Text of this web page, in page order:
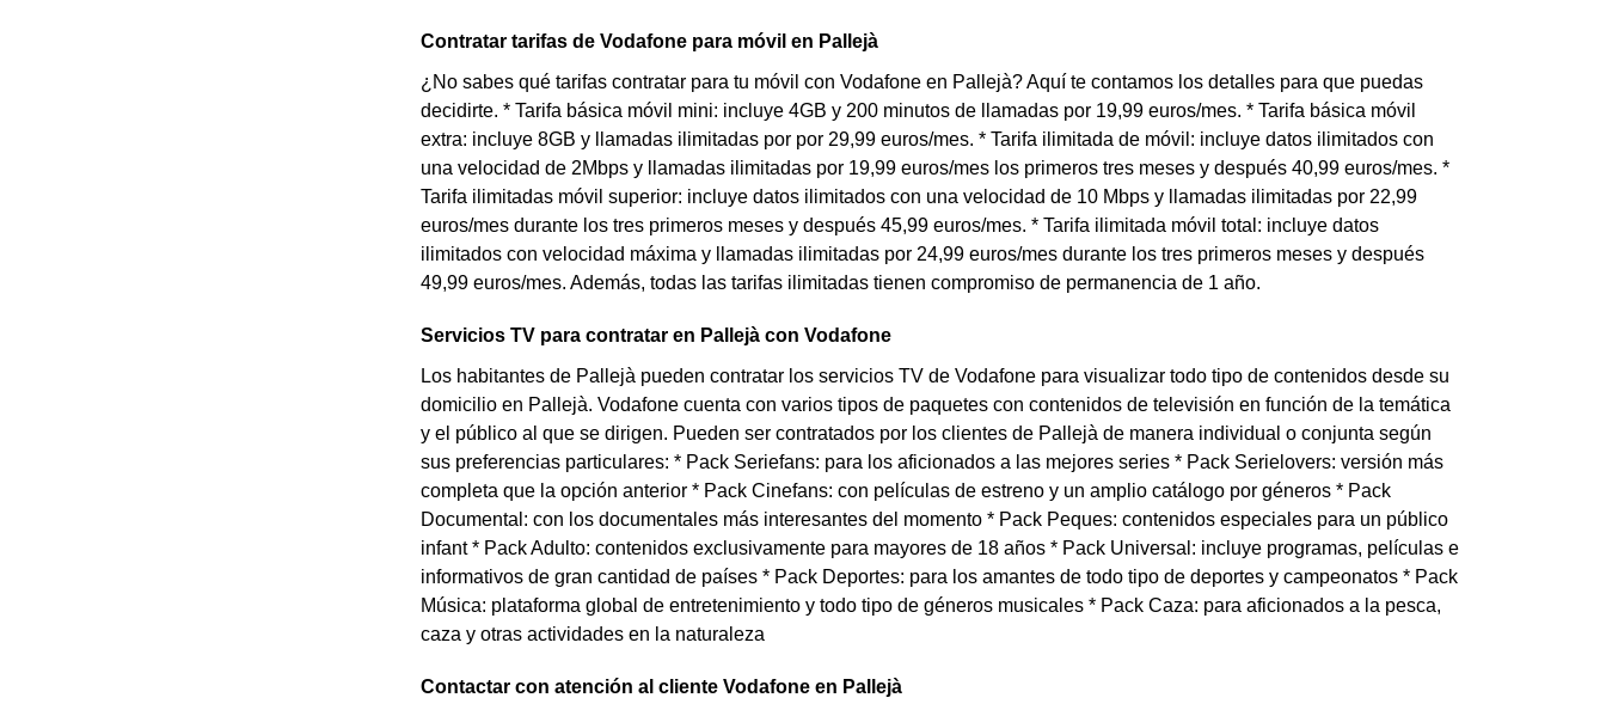
Contratar tarifas de Vodafone para móvil en Pallejà
¿No sabes qué tarifas contratar para tu móvil con Vodafone en Pallejà? Aquí te contamos los detalles para que puedas
decidirte. * Tarifa básica móvil mini: incluye 4GB y 200 minutos de llamadas por 19,99 euros/mes. * Tarifa básica móvil
extra: incluye 8GB y llamadas ilimitadas por por 29,99 euros/mes. * Tarifa ilimitada de móvil: incluye datos ilimitados con
una velocidad de 2Mbps y llamadas ilimitadas por 19,99 euros/mes los primeros tres meses y después 40,99 euros/mes. *
Tarifa ilimitadas móvil superior: incluye datos ilimitados con una velocidad de 10 Mbps y llamadas ilimitadas por 22,99
euros/mes durante los tres primeros meses y después 45,99 euros/mes. * Tarifa ilimitada móvil total: incluye datos
ilimitados con velocidad máxima y llamadas ilimitadas por 24,99 euros/mes durante los tres primeros meses y después
49,99 euros/mes. Además, todas las tarifas ilimitadas tienen compromiso de permanencia de 1 año.
Servicios TV para contratar en Pallejà con Vodafone
Los habitantes de Pallejà pueden contratar los servicios TV de Vodafone para visualizar todo tipo de contenidos desde su
domicilio en Pallejà. Vodafone cuenta con varios tipos de paquetes con contenidos de televisión en función de la temática
y el público al que se dirigen. Pueden ser contratados por los clientes de Pallejà de manera individual o conjunta según
sus preferencias particulares: * Pack Seriefans: para los aficionados a las mejores series * Pack Serielovers: versión más
completa que la opción anterior * Pack Cinefans: con películas de estreno y un amplio catálogo por géneros * Pack
Documental: con los documentales más interesantes del momento * Pack Peques: contenidos especiales para un público
infant * Pack Adulto: contenidos exclusivamente para mayores de 18 años * Pack Universal: incluye programas, películas e
informativos de gran cantidad de países * Pack Deportes: para los amantes de todo tipo de deportes y campeonatos * Pack
Música: plataforma global de entretenimiento y todo tipo de géneros musicales * Pack Caza: para aficionados a la pesca,
caza y otras actividades en la naturaleza
Contactar con atención al cliente Vodafone en Pallejà